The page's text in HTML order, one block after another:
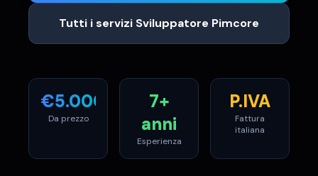
Tutti i servizi Sviluppatore Pimcore
€5.000
Da prezzo
7+
anni
Esperienza
P.IVA
Fattura
italiana